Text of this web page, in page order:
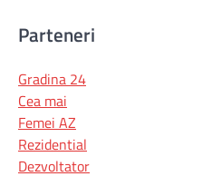
Parteneri
Gradina 24
Cea mai
Femei AZ
Rezidential
Dezvoltator